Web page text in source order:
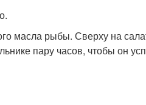
масла рыбы. Сверху на
пару часов, чтобы он